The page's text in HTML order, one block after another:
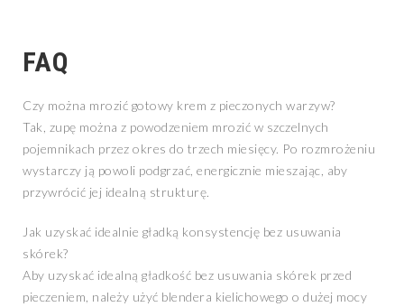
FAQ
Czy można mrozić gotowy krem z pieczonych warzyw?
Tak, zupę można z powodzeniem mrozić w szczelnych
pojemnikach przez okres do trzech miesięcy. Po rozmrożeniu
wystarczy ją powoli podgrzać, energicznie mieszając, aby
przywrócić jej idealną strukturę.
Jak uzyskać idealnie gładką konsystencję bez usuwania
skórek?
Aby uzyskać idealną gładkość bez usuwania skórek przed
pieczeniem, należy użyć blendera kielichowego o dużej mocy